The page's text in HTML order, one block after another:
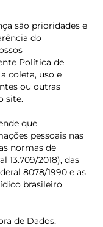
são prioridades e
do
Política de
coleta, uso e
ou outras
site.
que
pessoais nas
normas de
13.709/2018), das
8078/1990 e as
brasileiro
de Dados,